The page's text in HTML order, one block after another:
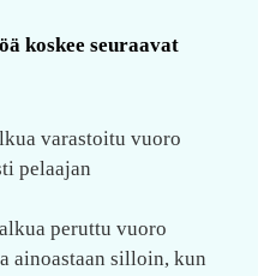
koskee seuraavat
varastoitu vuoro
pelaajan
peruttu vuoro
ainoastaan silloin, kun